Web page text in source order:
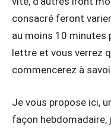
consacré feront
au moins 10 minutes
lettre et vous verrez
commencerez à
Je vous propose ici,
façon hebdomadaire,